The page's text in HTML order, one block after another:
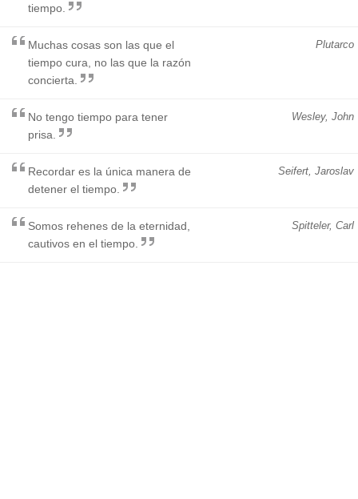
tiempo.
Plutarco
Muchas cosas son las que el
tiempo cura, no las que la razón
concierta.
Wesley, John
No tengo tiempo para tener
prisa.
Seifert, Jaroslav
Recordar es la única manera de
detener el tiempo.
Spitteler, Carl
Somos rehenes de la eternidad,
cautivos en el tiempo.